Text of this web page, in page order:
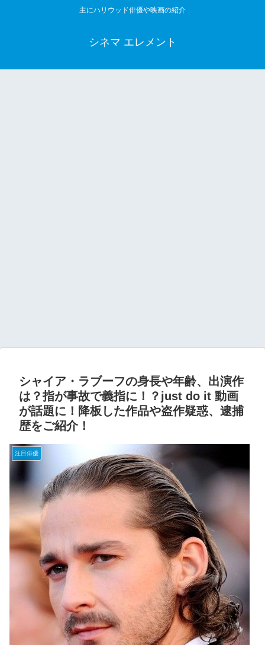
主にハリウッド俳優や映画の紹介
シネマ エレメント
シャイア・ラブーフの身長や年齢、出演作
は？指が事故で義指に！？just do it 動画
が話題に！降板した作品や盗作疑惑、逮捕
歴をご紹介！
注目俳優